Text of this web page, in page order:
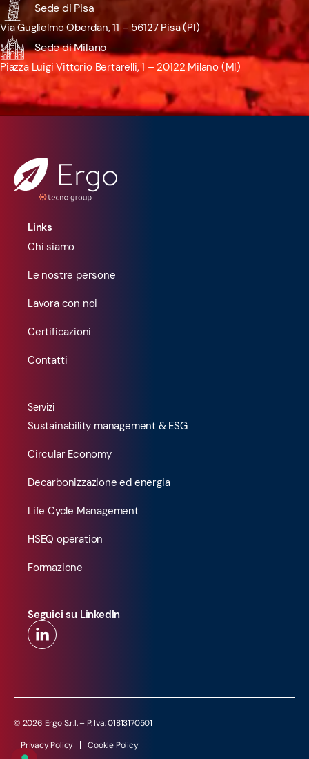
Sede di Pisa
Via Guglielmo Oberdan, 11 – 56127 Pisa (PI)
Sede di Milano
Piazza Luigi Vittorio Bertarelli, 1 – 20122 Milano (MI)
Links
Chi siamo
Le nostre persone
Lavora con noi
Certificazioni
Contatti
Servizi
Sustainability management & ESG
Circular Economy
Decarbonizzazione ed energia
Life Cycle Management
HSEQ operation
Formazione
Seguici su LinkedIn
© 2026 Ergo S.r.l. – P. Iva: 01813170501
Privacy Policy
Cookie Policy